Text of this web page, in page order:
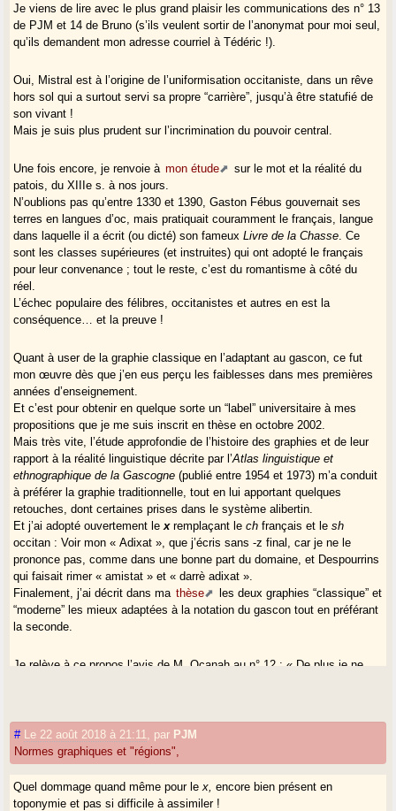
Je viens de lire avec le plus grand plaisir les communications des n° 13
de PJM et 14 de Bruno (s’ils veulent sortir de l’anonymat pour moi seul,
qu’ils demandent mon adresse courriel à Tédéric !).
Oui, Mistral est à l’origine de l’uniformisation occitaniste, dans un rêve
hors sol qui a surtout servi sa propre “carrière”, jusqu’à être statufié de
son vivant !
Mais je suis plus prudent sur l’incrimination du pouvoir central.
Une fois encore, je renvoie à mon étude
sur le mot et la réalité du
patois, du XIIIe s. à nos jours.
N’oublions pas qu’entre 1330 et 1390, Gaston Fébus gouvernait ses
terres en langues d’oc, mais pratiquait couramment le français, langue
dans laquelle il a écrit (ou dicté) son fameuxLivre de la Chasse . Ce
sont les classes supérieures (et instruites) qui ont adopté le français
pour leur convenance ; tout le reste, c’est du romantisme à côté du
réel.
L’échec populaire des félibres, occitanistes et autres en est la
conséquence… et la preuve !
Quant à user de la graphie classique en l’adaptant au gascon, ce fut
mon œuvre dès que j’en eus perçu les faiblesses dans mes premières
années d’enseignement.
Et c’est pour obtenir en quelque sorte un “label” universitaire à mes
propositions que je me suis inscrit en thèse en octobre 2002.
Mais très vite, l’étude approfondie de l’histoire des graphies et de leur
rapport à la réalité linguistique décrite par l’Atlas linguistique et
ethnographique de la Gascogne (publié entre 1954 et 1973) m’a conduit
à préférer la graphie traditionnelle, tout en lui apportant quelques
retouches, dont certaines prises dans le système alibertin.
Et j’ai adopté ouvertement lex remplaçant lech français et lesh
occitan : Voir mon « Adixat », que j’écris sans -z final, car je ne le
prononce pas, comme dans une bonne part du domaine, et Despourrins
qui faisait rimer « amistat » et « darrè adixat ».
Finalement, j’ai décrit dans ma thèse
les deux graphies “classique” et
“moderne” les mieux adaptées à la notation du gascon tout en préférant
la seconde.
Je relève à ce propos l’avis de M. Ocanah au n° 12 : « De plus je ne
développer une production écrite indépendante de la vie orale. »
J’y vois l’effet d’une acculturation française inconsciente, qui du fait de
l’inertie de l’orthographe qui privilégie les gens instruits, met dans les
esprits que l’écrit n’a pas à suivre l’oral.
Qu’il me suffise de rappeler ce queVoltaire
# Le 22 août 2018 à 21:11 par PJM
Normes graphiques et "régions",
Quel dommage quand même pour lex, encore bien présent en
toponymie et pas si difficile à assimiler !